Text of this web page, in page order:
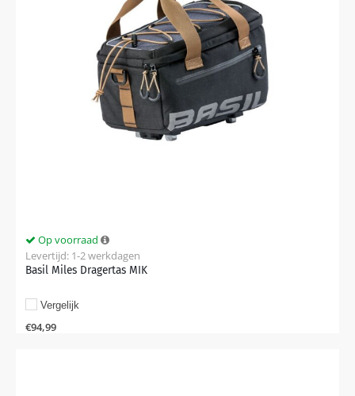
Basil Miles Dragertas MIK
Op voorraad
Levertijd: 1-2 werkdagen
€94,99
Vergelijk